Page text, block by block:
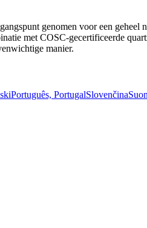
genomen voor een
met COSC-gecertificeerde
manier.
Português, PortugalSlovenčina